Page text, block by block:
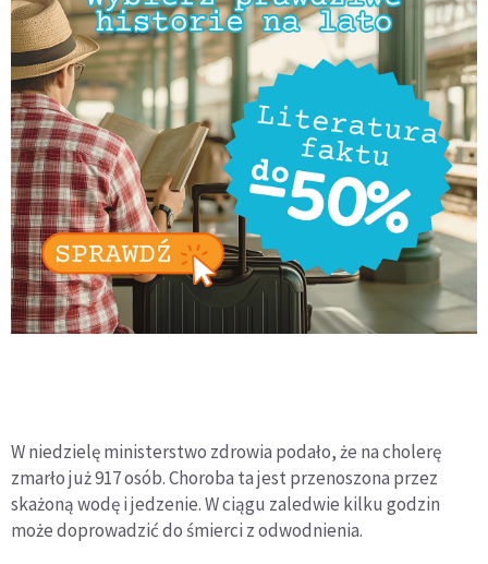
W niedzielę ministerstwo zdrowia podało, że na cholerę
zmarło już 917 osób. Choroba ta jest przenoszona przez
skażoną wodę i jedzenie. W ciągu zaledwie kilku godzin
może doprowadzić do śmierci z odwodnienia.